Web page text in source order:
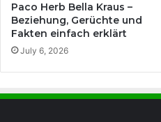
Paco Herb Bella Kraus –
Beziehung, Gerüchte und
Fakten einfach erklärt
July 6, 2026